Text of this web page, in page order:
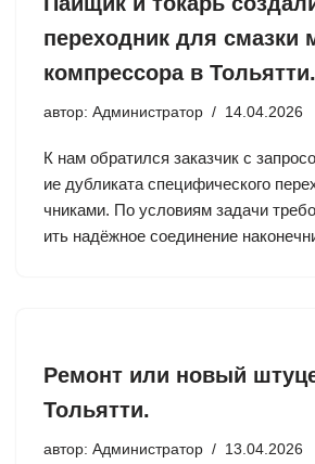
переходник для смазки
компрессора в Тольятти.
автор: Администратор 14.04.2026
К нам обратился заказчик с
ие дубликата специфического
чниками. По условиям задачи
ить надёжное соединение
Ремонт или новый
Тольятти.
автор: Администратор 13.04.2026